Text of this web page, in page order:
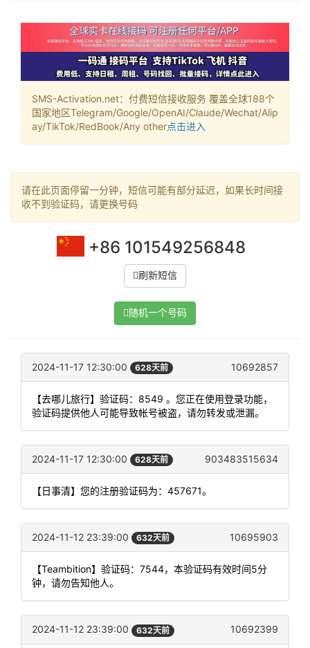
SMS-Activation.net：付费短信接收服务 覆盖全球188个
国家地区Telegram/Google/OpenAI/Claude/Wechat/Alip
ay/TikTok/RedBook/Any other点击进入
请在此页面停留一分钟，短信可能有部分延迟，如果长时间接
收不到验证码，请更换号码
+86 101549256848
刷新短信
随机一个号码
2024-11-17 12:30:00 628天前 10692857
【去哪儿旅行】验证码：8549 。您正在使用登录功能，
验证码提供他人可能导致帐号被盗，请勿转发或泄漏。
2024-11-17 12:30:00 628天前 903483515634
【日事清】您的注册验证码为：457671。
2024-11-12 23:39:00 632天前 10695903
【Teambition】验证码：7544，本验证码有效时间5分
钟，请勿告知他人。
2024-11-12 23:39:00 632天前 10692399